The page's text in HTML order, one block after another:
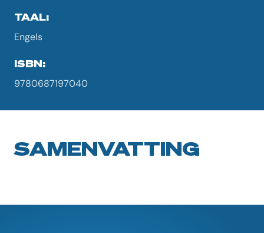
TAAL:
Engels
ISBN:
9780687197040
SAMENVATTING